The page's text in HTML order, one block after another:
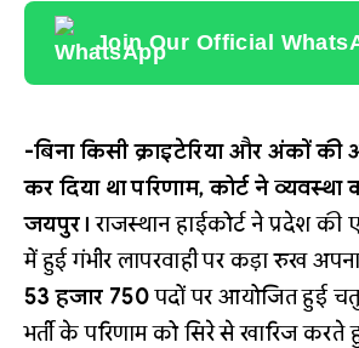
Join Our Official
-बिना किसी क्राइटेरिया और अंकों की
कर दिया था परिणाम, कोर्ट ने
जयपुर। राजस्थान हाईकोर्ट ने प्रदेश की
में हुई गंभीर लापरवाही पर कड़ा रुख
53 हजार 750पदों पर आयोजित हुई
भर्ती के परिणाम को सिरे से खारिज करते